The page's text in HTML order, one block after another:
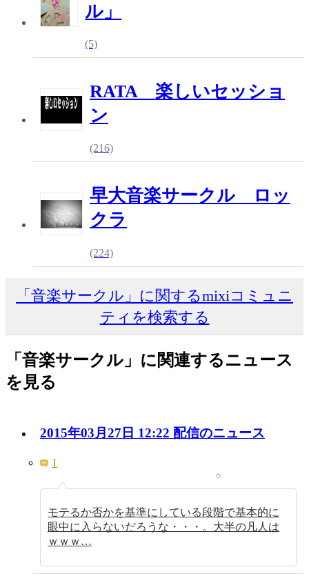
ル」
(5)
RATA 楽しいセッショ
ン
(216)
早大音楽サークル ロッ
クラ
(224)
「音楽サークル」に関するmixiコミュニ
ティを検索する
「音楽サークル」に関連するニュース
を見る
2015年03月27日 12:22 配信のニュース
1
モテるか否かを基準にしている段階で基本的に
眼中に入らないだろうな・・・。大半の凡人は
ｗｗｗ…